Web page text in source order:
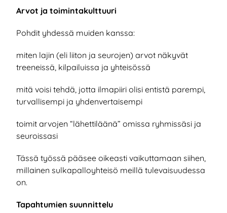
Arvot ja toimintakulttuuri
Pohdit yhdessä muiden kanssa:
miten lajin (eli liiton ja seurojen) arvot näkyvät
treeneissä, kilpailuissa ja yhteisössä
mitä voisi tehdä, jotta ilmapiiri olisi entistä parempi,
turvallisempi ja yhdenvertaisempi
toimit arvojen “lähettiläänä” omissa ryhmissäsi ja
seuroissasi
Tässä työssä pääsee oikeasti vaikuttamaan siihen,
millainen sulkapalloyhteisö meillä tulevaisuudessa
on.
Tapahtumien suunnittelu